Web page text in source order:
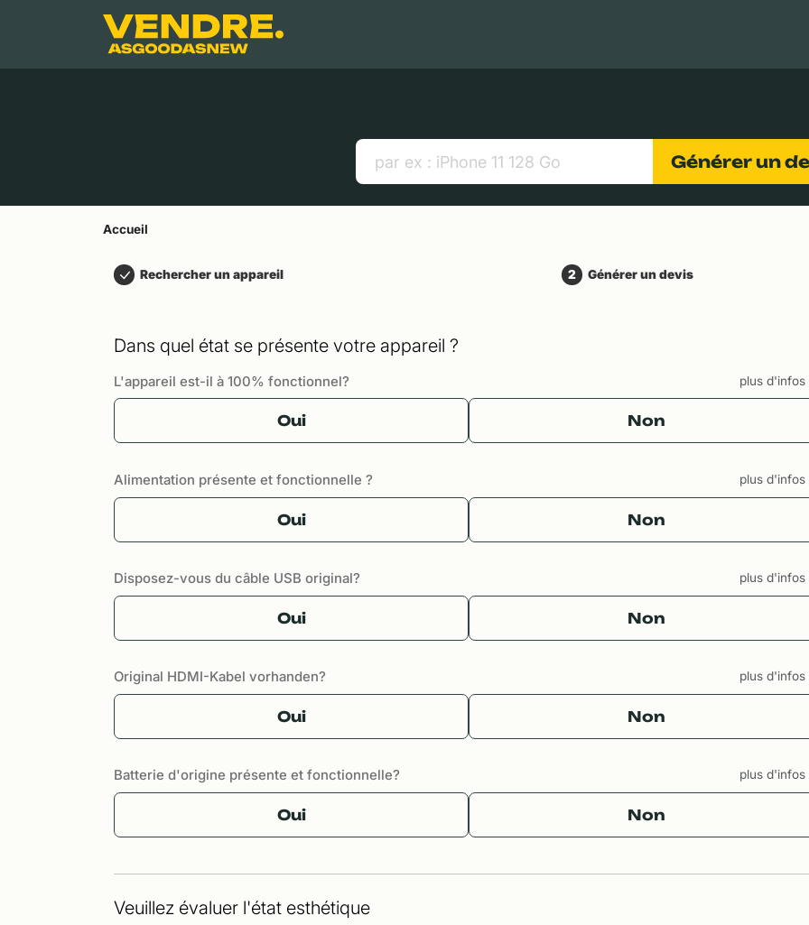
Contenu principal
Générer un
Accueil
Rechercher un appareil 2 Générer un devis
Dans quel état se présente votre appareil ?
L'appareil est-il à 100% fonctionnel? plus d'infos
Oui Non
Alimentation présente et fonctionnelle ? plus d'infos
Oui Non
Disposez-vous du câble USB original? plus d'infos
Oui Non
Original HDMI-Kabel vorhanden? plus d'infos
Oui Non
Batterie d'origine présente et fonctionnelle? plus d'infos
Oui Non
Veuillez évaluer l'état esthétique